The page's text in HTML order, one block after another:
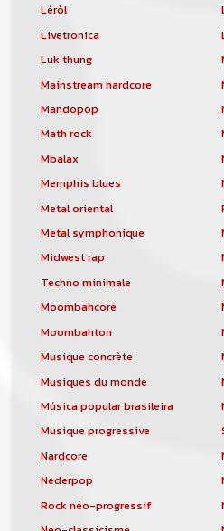
Léròl
Livetronica
Luk thung
Mainstream hardcore
Mandopop
Math rock
Mbalax
Memphis blues
Metal oriental
Metal symphonique
Midwest rap
Techno minimale
Moombahcore
Moombahton
Musique concrète
Musiques du monde
Música popular brasileira
Musique progressive
Nardcore
Nederpop
Rock néo-progressif
comptabilité sera
visible directement sur
Un nouveau service de
pour musicien vous
site. Ce service
êtes musiciens ou
orchestre, DJ, etc... de